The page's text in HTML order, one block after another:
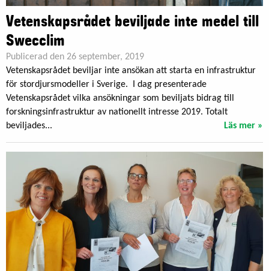
Vetenskapsrådet beviljade inte medel till
Swecclim
Publicerad den 26 september, 2019
Vetenskapsrådet beviljar inte ansökan att starta en infrastruktur
för stordjursmodeller i Sverige. I dag presenterade
Vetenskapsrådet vilka ansökningar som beviljats bidrag till
forskningsinfrastruktur av nationellt intresse 2019. Totalt
beviljades...
Läs mer »